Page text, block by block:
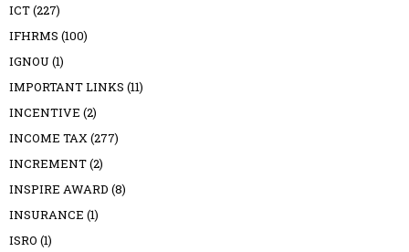
ICT(227)
IFHRMS (100)
IGNOU (1)
IMPORTANT LINKS (11)
INCENTIVE (2)
INCOME TAX(277)
INCREMENT(2)
INSPIRE AWARD (8)
INSURANCE (1)
ISRO (1)